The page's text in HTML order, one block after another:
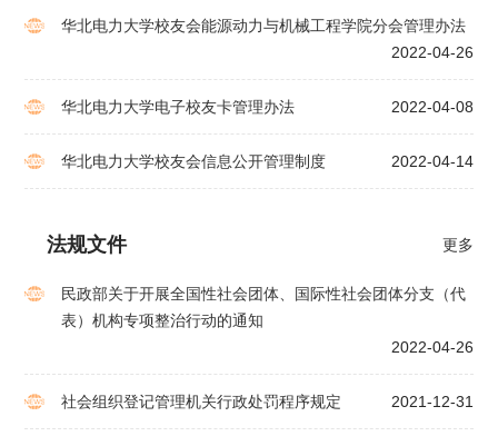
华北电力大学校友会能源动力与机械工程学院分会管理办法
2022-04-26
华北电力大学电子校友卡管理办法 2022-04-08
​华北电力大学校友会信息公开管理制度 2022-04-14
更多
法规文件
民政部关于开展全国性社会团体、国际性社会团体分支（代
表）机构专项整治行动的通知
2022-04-26
社会组织登记管理机关行政处罚程序规定 2021-12-31